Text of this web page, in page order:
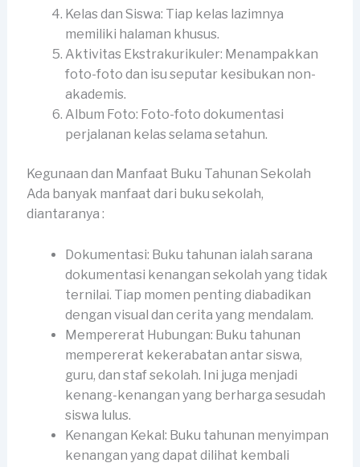
Kelas dan Siswa: Tiap kelas lazimnya
memiliki halaman khusus.
Aktivitas Ekstrakurikuler: Menampakkan
foto-foto dan isu seputar kesibukan non-
akademis.
Album Foto: Foto-foto dokumentasi
perjalanan kelas selama setahun.
Kegunaan dan Manfaat Buku Tahunan Sekolah
Ada banyak manfaat dari buku sekolah,
diantaranya :
Dokumentasi: Buku tahunan ialah sarana
dokumentasi kenangan sekolah yang tidak
ternilai. Tiap momen penting diabadikan
dengan visual dan cerita yang mendalam.
Mempererat Hubungan: Buku tahunan
mempererat kekerabatan antar siswa,
guru, dan staf sekolah. Ini juga menjadi
kenang-kenangan yang berharga sesudah
siswa lulus.
Kenangan Kekal: Buku tahunan menyimpan
kenangan yang dapat dilihat kembali